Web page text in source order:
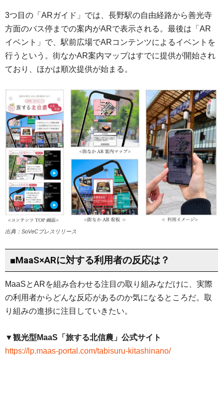
3つ目の「ARガイド」では、長野駅の自由経路から善光寺
方面のバス停までの案内がARで表示される。最後は「AR
イベント」で、駅前広場でARコンテンツによるイベントを
行うという。街なかAR案内マップはすでに提供が開始され
ており、ほかは順次提供が始まる。
出典：SoVeCプレスリリース
■MaaS×ARに対する利用者の反応は？
MaaSとARを組み合わせる注目の取り組みなだけに、実際
の利用者からどんな反応があるのか気になるところだ。取
り組みの進捗に注目していきたい。
▼観光型MaaS「旅する北信農」公式サイト
https://lp.maas-portal.com/tabisuru-kitashinano/